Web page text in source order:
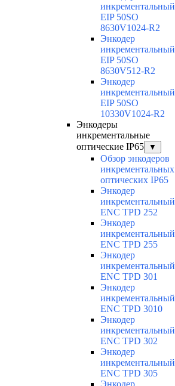
инкрементальный
EIP 50SO
8630V1024-R2
Энкодер
инкрементальный
EIP 50SO
8630V512-R2
Энкодер
инкрементальный
EIP 50SO
10330V1024-R2
Энкодеры
инкрементальные
оптические IP65
▼
Обзор энкодеров
инкрементальных
оптических IP65
Энкодер
инкрементальный
ENC TPD 252
Энкодер
инкрементальный
ENC TPD 255
Энкодер
инкрементальный
ENC TPD 301
Энкодер
инкрементальный
ENC TPD 3010
Энкодер
инкрементальный
ENC TPD 302
Энкодер
инкрементальный
ENC TPD 305